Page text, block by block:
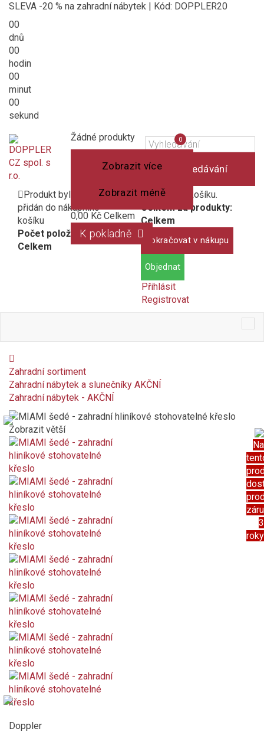
SLEVA -20 % na zahradní nábytek | Kód: DOPPLER20
00
dnů
00
hodin
00
minut
00
sekund
Vyhledávání
Košík
(prázdný)
Žádné produkty
Zobrazit více
Zobrazit méně
0,00 Kč Celkem
K pokladně
Produkt byl úspěšně
přidán do nákupního
košíku
Počet položek:
Celkem
1 produkt v košíku.
Celkem za produkty:
Celkem
Pokračovat v nákupu
Objednat
Přihlásit
Registrovat
Porovnání
produktů
0
Zahradní sortiment
Zahradní nábytek a slunečníky AKČNÍ
Zahradní nábytek - AKČNÍ
Na
3
roky
Zobrazit větší
Doppler